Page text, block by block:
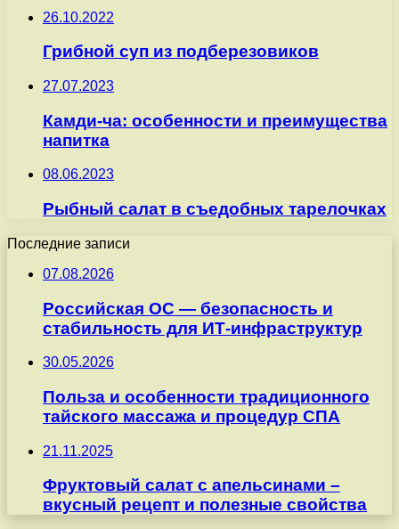
26.10.2022
Грибной суп из подберезовиков
27.07.2023
Камди-ча: особенности и преимущества
напитка
08.06.2023
Рыбный салат в съедобных тарелочках
Последние записи
07.08.2026
Российская ОС — безопасность и
стабильность для ИТ-инфраструктур
30.05.2026
Польза и особенности традиционного
тайского массажа и процедур СПА
21.11.2025
Фруктовый салат с апельсинами –
вкусный рецепт и полезные свойства